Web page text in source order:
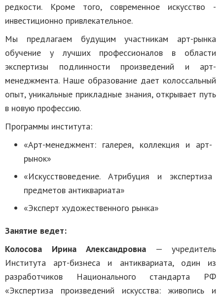
редкости. Кроме того, современное искусство -
инвестиционно привлекательное.
Мы предлагаем будущим участникам арт-рынка
обучение у лучших профессионалов в области
экспертизы подлинности произведений и арт-
менеджмента. Наше образование дает колоссальный
опыт, уникальные прикладные знания, открывает путь
в новую профессию.
Программы института:
«Арт-менеджмент: галерея, коллекция и арт-
рынок»
«Искусствоведение. Атрибуция и экспертиза
предметов антиквариата»
«Эксперт художественного рынка»
Занятие ведет:
Колосова Ирина Александровна — учредитель
Института арт-бизнеса и антиквариата, один из
разработчиков Национального стандарта РФ
«Экспертиза произведений искусства: живопись и